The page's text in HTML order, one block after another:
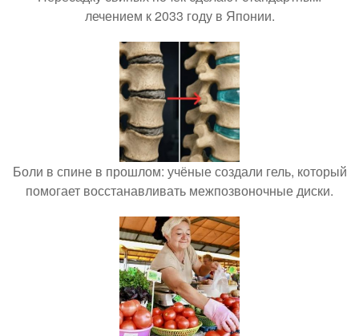
лечением к 2033 году в Японии.
Боли в спине в прошлом: учёные создали гель, который
помогает восстанавливать межпозвоночные диски.